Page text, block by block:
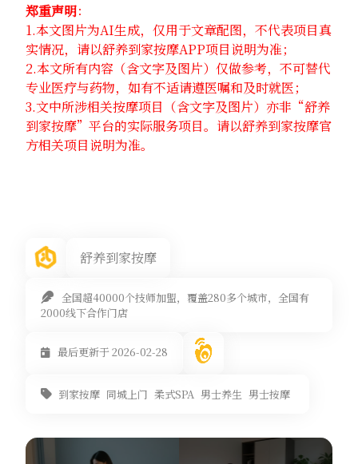
郑重声明：
1.本文图片为AI生成，仅用于文章配图，不代表项目真
实情况，请以舒养到家按摩APP项目说明为准；
2.本文所有内容（含文字及图片）仅做参考，不可替代
专业医疗与药物，如有不适请遵医嘱和及时就医；
3.文中所涉相关按摩项目（含文字及图片）亦非“舒养
到家按摩”平台的实际服务项目。请以舒养到家按摩官
方相关项目说明为准。
舒养到家按摩
全国超40000个技师加盟，覆盖280多个城市，全国有
2000线下合作门店
最后更新于 2026-02-28
到家按摩 同城上门 柔式SPA 男士养生 男士按摩